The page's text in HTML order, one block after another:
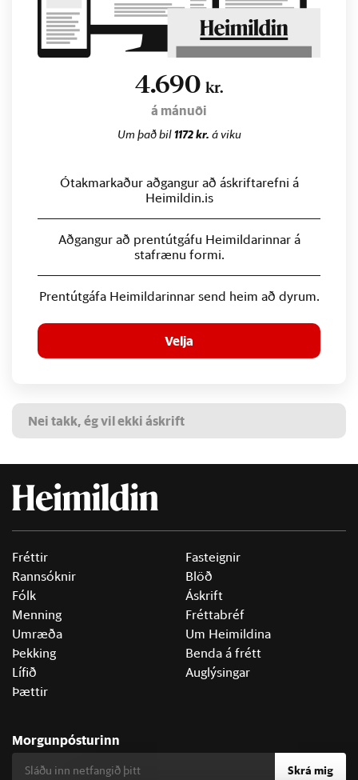
4.690 kr.
á mánuði
Um það bil1172 kr. á viku
Ótakmarkaður aðgangur að áskriftarefni á
Heimildin.is
Aðgangur að prentútgáfu Heimildarinnar á
stafrænu formi.
Prentútgáfa Heimildarinnar send heim að dyrum.
Velja
Nei takk, ég vil ekki áskrift
Fréttir
Rannsóknir
Fólk
Menning
Umræða
Þekking
Lífið
Þættir
Fasteignir
Blöð
Áskrift
Fréttabréf
Um Heimildina
Benda á frétt
Auglýsingar
Morgunpósturinn
Skrá mig